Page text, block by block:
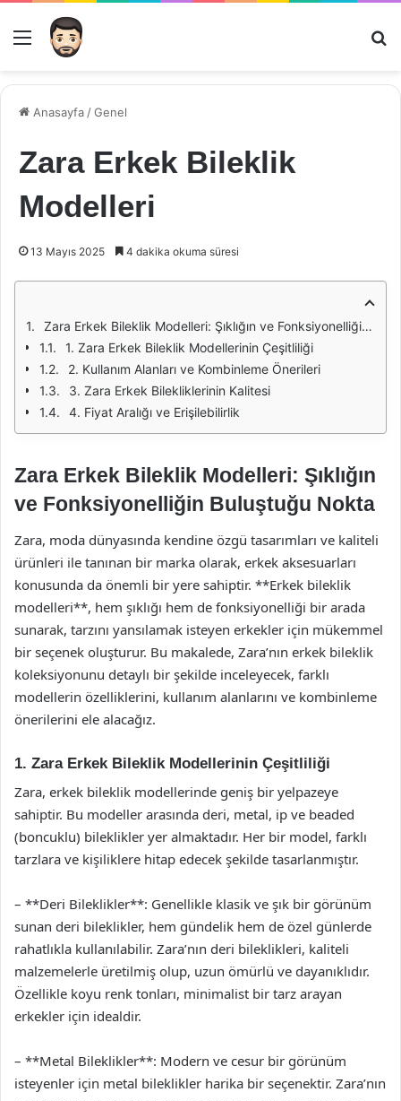
Menü
Anasayfa /Genel
Zara Erkek Bileklik
Modelleri
13 Mayıs 2025 4 dakika okuma süresi
Zara Erkek Bileklik Modelleri: Şıklığın ve Fonksiyonelliğin Buluştuğu Nokta
1. Zara Erkek Bileklik Modellerinin Çeşitliliği
2. Kullanım Alanları ve Kombinleme Önerileri
3. Zara Erkek Bilekliklerinin Kalitesi
4. Fiyat Aralığı ve Erişilebilirlik
Zara Erkek Bileklik Modelleri: Şıklığın
ve Fonksiyonelliğin Buluştuğu Nokta
Zara, moda dünyasında kendine özgü tasarımları ve kaliteli
ürünleri ile tanınan bir marka olarak, erkek aksesuarları
konusunda da önemli bir yere sahiptir. **Erkek bileklik
modelleri**, hem şıklığı hem de fonksiyonelliği bir arada
sunarak, tarzını yansılamak isteyen erkekler için mükemmel
bir seçenek oluşturur. Bu makalede, Zara’nın erkek bileklik
koleksiyonunu detaylı bir şekilde inceleyecek, farklı
modellerin özelliklerini, kullanım alanlarını ve kombinleme
önerilerini ele alacağız.
1. Zara Erkek Bileklik Modellerinin Çeşitliliği
Zara, erkek bileklik modellerinde geniş bir yelpazeye
sahiptir. Bu modeller arasında deri, metal, ip ve beaded
(boncuklu) bileklikler yer almaktadır. Her bir model, farklı
tarzlara ve kişiliklere hitap edecek şekilde tasarlanmıştır.
– **Deri Bileklikler**: Genellikle klasik ve şık bir görünüm
sunan deri bileklikler, hem gündelik hem de özel günlerde
rahatlıkla kullanılabilir. Zara’nın deri bileklikleri, kaliteli
malzemelerle üretilmiş olup, uzun ömürlü ve dayanıklıdır.
Özellikle koyu renk tonları, minimalist bir tarz arayan
erkekler için idealdir.
– **Metal Bileklikler**: Modern ve cesur bir görünüm
isteyenler için metal bileklikler harika bir seçenektir. Zara’nın